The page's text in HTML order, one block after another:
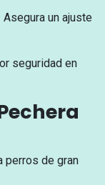
Asegura un ajuste
seguridad en
perros de gran